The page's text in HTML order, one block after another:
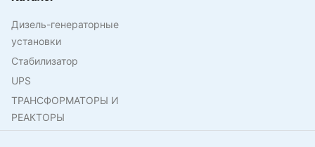
Дизель-генераторные
установки
Стабилизатор
UPS
ТРАНСФОРМАТОРЫ И
РЕАКТОРЫ